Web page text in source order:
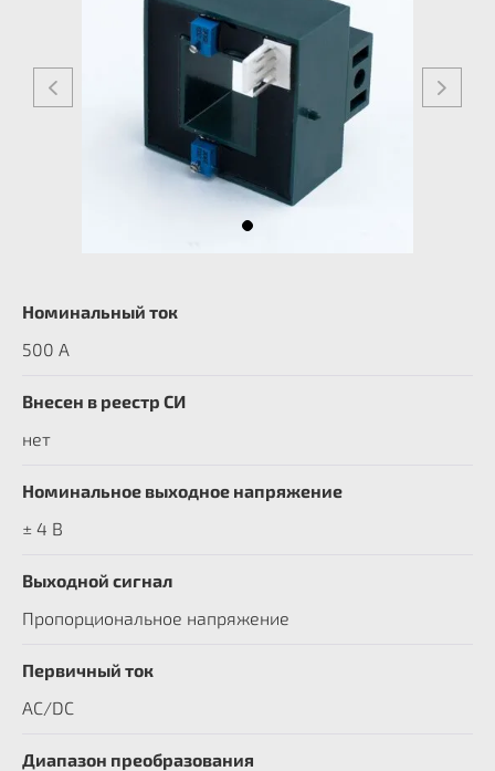
Номинальный ток
500 А
Внесен в реестр СИ
нет
Номинальное выходное напряжение
± 4 В
Выходной сигнал
Пропорциональное напряжение
Первичный ток
AC/DC
Диапазон преобразования